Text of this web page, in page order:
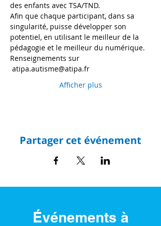
des enfants avec TSA/TND.
Afin que chaque participant, dans sa
singularité, puisse développer son
potentiel, en utilisant le meilleur de la
pédagogie et le meilleur du numérique.
Renseignements sur
atipa.autisme@atipa.fr
Afficher plus
Partager cet événement
Événements à